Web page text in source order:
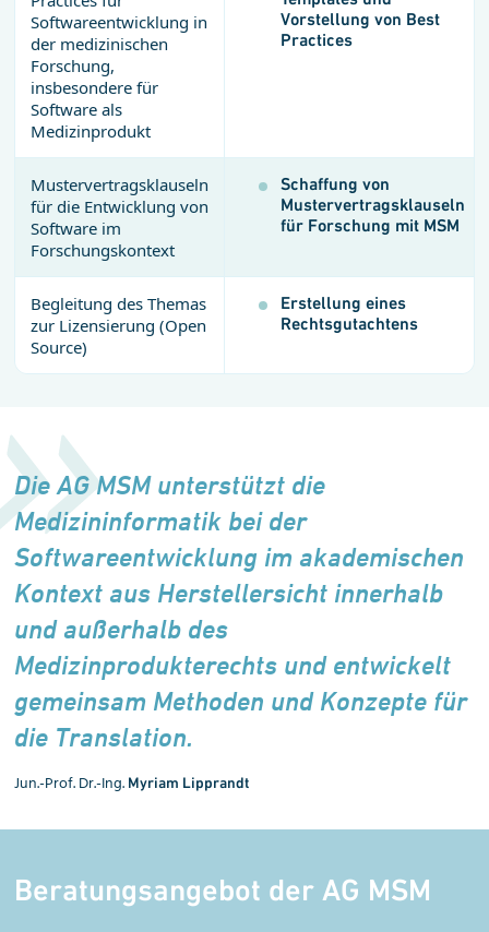
Softwareentwicklung in
der medizinischen
Forschung,
insbesondere für
Software als
Medizinprodukt
Vorstellung von Best
Practices
Mustervertragsklauseln
für die Entwicklung von
Software im
Forschungskontext
Schaffung von
Mustervertragsklauseln
für Forschung mit MSM
Begleitung des Themas
zur Lizensierung (Open
Source)
Erstellung eines
Rechtsgutachtens
Die AG MSM unterstützt die
Medizininformatik bei der
Softwareentwicklung im akademischen
Kontext aus Herstellersicht innerhalb
und außerhalb des
Medizinprodukterechts und entwickelt
gemeinsam Methoden und Konzepte für
die Translation.
Jun.-Prof. Dr.-Ing. Myriam Lipprandt
Beratungsangebot der AG MSM